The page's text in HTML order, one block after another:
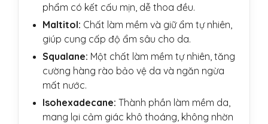
phẩm có kết cấu mịn, dễ thoa đều.
Maltitol: Chất làm mềm và giữ ẩm tự nhiên,
giúp cung cấp độ ẩm sâu cho da.
Squalane: Một chất làm mềm tự nhiên, tăng
cường hàng rào bảo vệ da và ngăn ngừa
mất nước.
Isohexadecane: Thành phần làm mềm da,
mang lại cảm giác khô thoáng, không nhờn